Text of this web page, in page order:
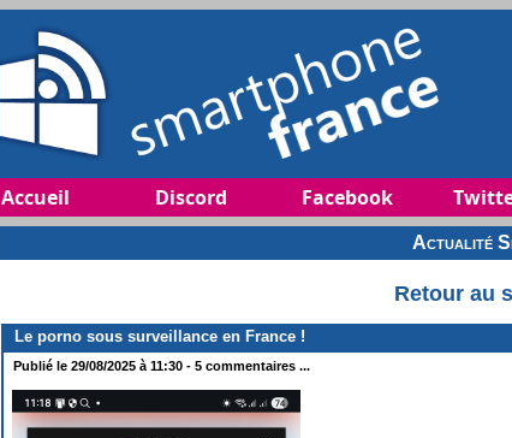
Accueil Discord Facebook
Actualité
Retour au
Le porno sous surveillance en France !
Publié le 29/08/2025 à 11:30 - 5 commentaires ...